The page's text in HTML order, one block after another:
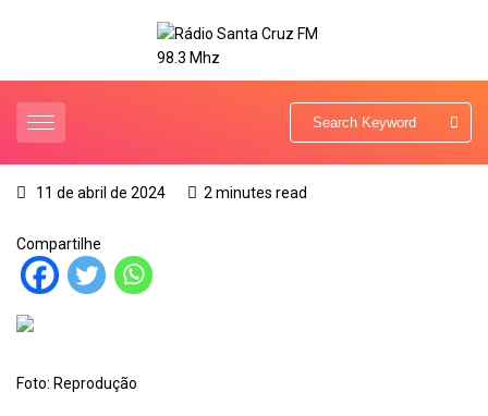
11 de abril de 2024 2 minutes read
Compartilhe
Foto: Reprodução